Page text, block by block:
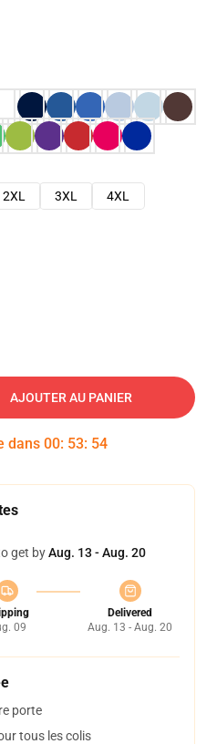
2XL 3XL
4XL
AJOUTER AU PANIER
dans 00: 53: 53
get byAug. 13 - Aug. 20
09
Delivered
Aug. 13 - Aug. 20
porte
tous les colis